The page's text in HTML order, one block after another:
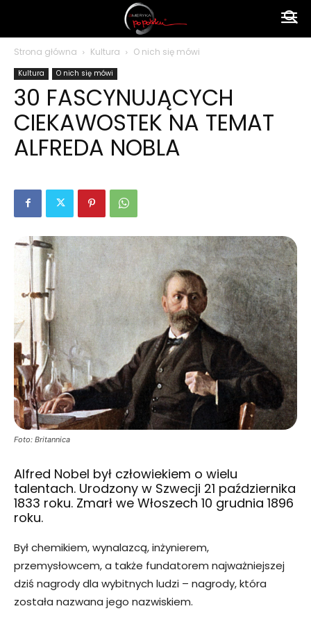
polsku
Strona główna Kultura O nich się mówi
Kultura O nich się mówi
30 FASCYNUJĄCYCH
CIEKAWOSTEK NA TEMAT
ALFREDA NOBLA
Foto: Britannica
Alfred Nobel był człowiekiem o wielu
talentach. Urodzony w Szwecji 21 października
1833 roku. Zmarł we Włoszech 10 grudnia 1896
roku.
Był chemikiem, wynalazcą, inżynierem,
przemysłowcem, a także fundatorem najważniejszej
dziś nagrody dla wybitnych ludzi – nagrody, która
została nazwana jego nazwiskiem.